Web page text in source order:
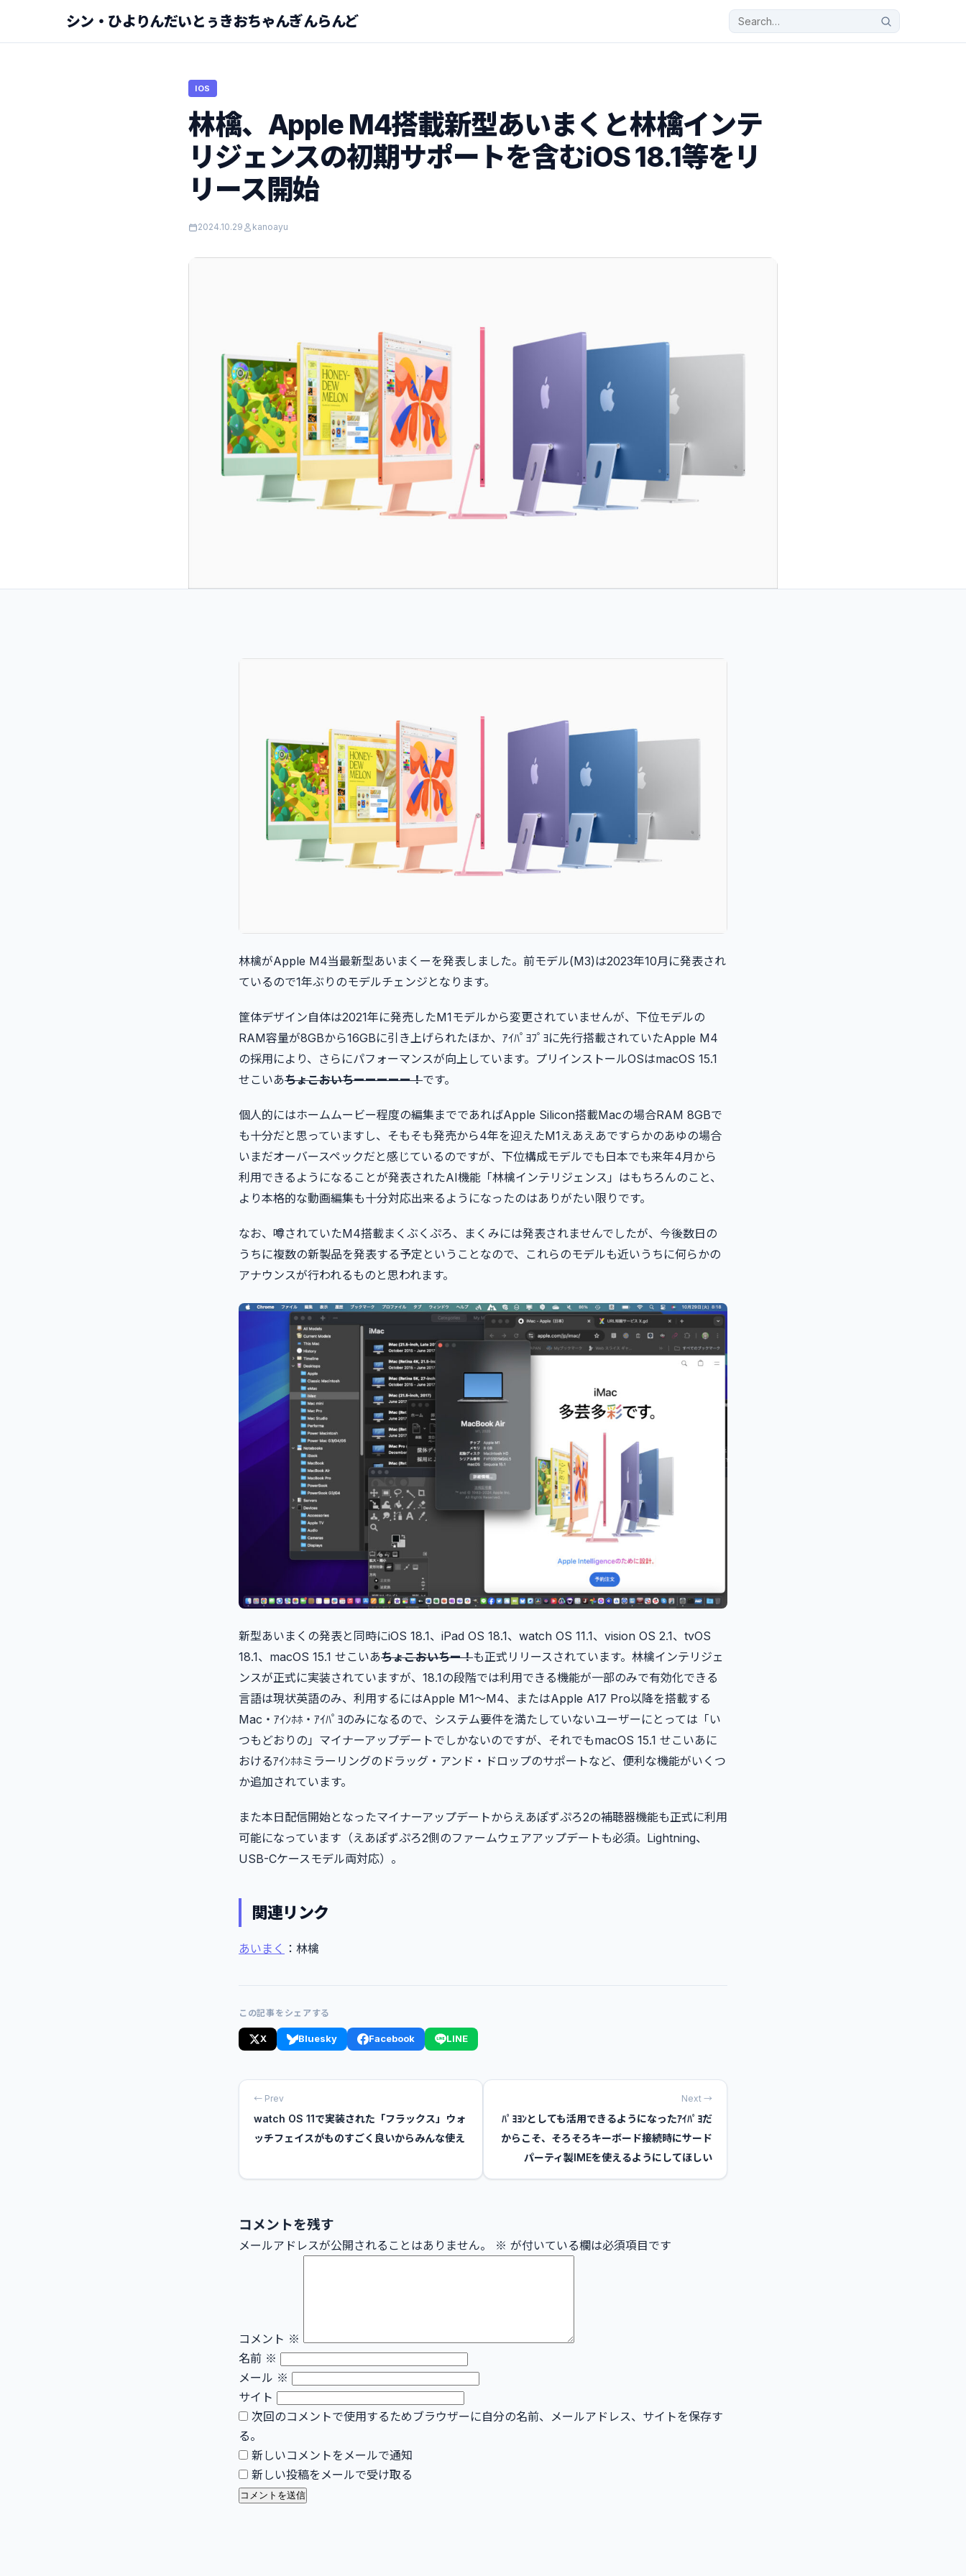
シン・ひよりんだいとぅきおちゃんぎんらんど
IOS
林檎、Apple M4搭載新型あいまくと林檎インテ
リジェンスの初期サポートを含むiOS 18.1等をリ
リース開始
2024.10.29 kanoayu
林檎がApple M4当最新型あいまくーを発表しました。前モデル(M3)は2023年10月に発表され
ているので1年ぶりのモデルチェンジとなります。
筐体デザイン自体は2021年に発売したM1モデルから変更されていませんが、下位モデルの
RAM容量が8GBから16GBに引き上げられたほか、ｱｲﾊﾟﾖﾌﾟﾖに先行搭載されていたApple M4
の採用により、さらにパフォーマンスが向上しています。プリインストールOSはmacOS 15.1
せこいあちょこおいちーーーーー！です。
個人的にはホームムービー程度の編集までであればApple Silicon搭載Macの場合RAM 8GBで
も十分だと思っていますし、そもそも発売から4年を迎えたM1えあえあですらかのあゆの場合
いまだオーバースペックだと感じているのですが、下位構成モデルでも日本でも来年4月から
利用できるようになることが発表されたAI機能「林檎インテリジェンス」はもちろんのこと、
より本格的な動画編集も十分対応出来るようになったのはありがたい限りです。
なお、噂されていたM4搭載まくぶくぷろ、まくみには発表されませんでしたが、今後数日の
うちに複数の新製品を発表する予定ということなので、これらのモデルも近いうちに何らかの
アナウンスが行われるものと思われます。
新型あいまくの発表と同時にiOS 18.1、iPad OS 18.1、watch OS 11.1、vision OS 2.1、tvOS
18.1、macOS 15.1 せこいあちょこおいちー！も正式リリースされています。林檎インテリジェ
ンスが正式に実装されていますが、18.1の段階では利用できる機能が一部のみで有効化できる
言語は現状英語のみ、利用するにはApple M1〜M4、またはApple A17 Pro以降を搭載する
Mac・ｱｲﾝﾎﾎ・ｱｲﾊﾟﾖのみになるので、システム要件を満たしていないユーザーにとっては「い
つもどおりの」マイナーアップデートでしかないのですが、それでもmacOS 15.1 せこいあに
おけるｱｲﾝﾎﾎミラーリングのドラッグ・アンド・ドロップのサポートなど、便利な機能がいくつ
か追加されています。
また本日配信開始となったマイナーアップデートからえあぽずぷろ2の補聴器機能も正式に利用
可能になっています（えあぽずぷろ2側のファームウェアアップデートも必須。Lightning、
USB-Cケースモデル両対応）。
関連リンク
あいまく ：林檎
この記事をシェアする
X Bluesky Facebook LINE
← Prev
watch OS 11で実装された「フラックス」ウォ
ッチフェイスがものすごく良いからみんな使え
Next →
ﾊﾟﾖﾖﾝとしても活用できるようになったｱｲﾊﾟﾖだ
からこそ、そろそろキーボード接続時にサード
パーティ製IMEを使えるようにしてほしい
コメントを残す
メールアドレスが公開されることはありません。 ※ が付いている欄は必須項目です
コメント ※
名前 ※
メール ※
サイト
次回のコメントで使用するためブラウザーに自分の名前、メールアドレス、サイトを保存す
る。
新しいコメントをメールで通知
新しい投稿をメールで受け取る